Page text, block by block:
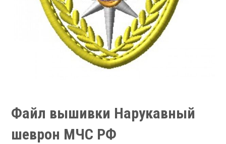
Файл вышивки Нарукавный
шеврон МЧС РФ